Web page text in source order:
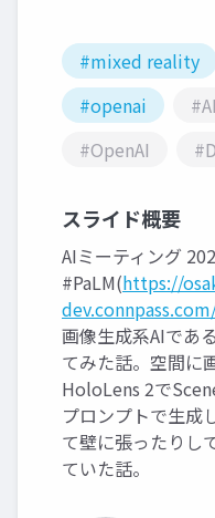
#mixed reality
#openai
#AI
#OpenAI
スライド概要
AIミーティング
#PaLM(https://
画像生成系AIであ
てみた話。空間に
HoloLens 2で
プロンプトで生成
て壁に張ったりし
ていた話。